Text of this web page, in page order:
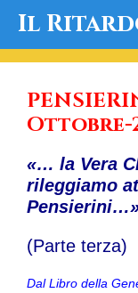
Il
Ottobre-
«… la Vera
rileggiamo
(Parte terza)
Dal Libro della